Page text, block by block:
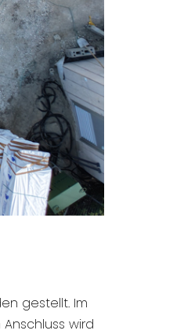
gestellt. Im
wird